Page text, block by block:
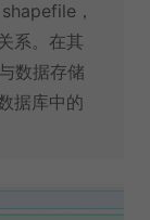
，
系。在其
数据存储
据库中的